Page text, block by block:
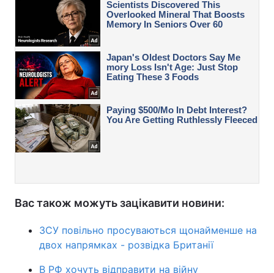
Вас також можуть зацікавити новини:
ЗСУ повільно просуваються щонайменше на
двох напрямках - розвідка Британії
В РФ хочуть відправити на війну